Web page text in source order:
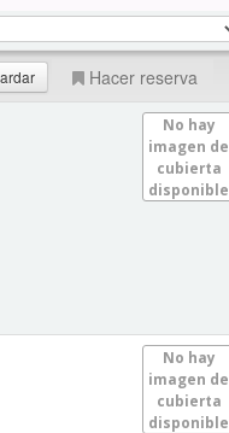
Hacer reserva
No hay
imagen de
cubierta
disponible
No hay
imagen de
cubierta
disponible